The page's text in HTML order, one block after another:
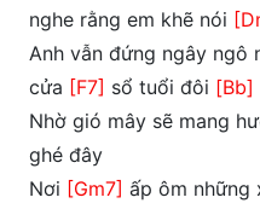
nghe rằng em khẽ nói
Anh vẫn đứng ngây ngô
cửa [F7] sổ tuổi đôi [Bb]
Nhờ gió mây sẽ mang
ghé đây
Nơi [Gm7] ấp ôm những